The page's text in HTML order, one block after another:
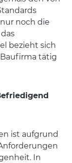
noch die
bezieht sich
tätig
ist aufgrund
In